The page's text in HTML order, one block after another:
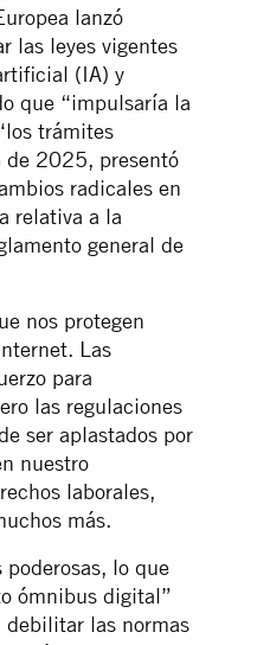
lanzó
las leyes vigentes
(IA) y
que “impulsaría la
trámites
de 2025, presentó
radicales en
relativa a la
general de
nos protegen
Las
para
las regulaciones
ser aplastados por
nuestro
laborales,
más.
poderosas, lo que
ómnibus digital”
debilitar las normas